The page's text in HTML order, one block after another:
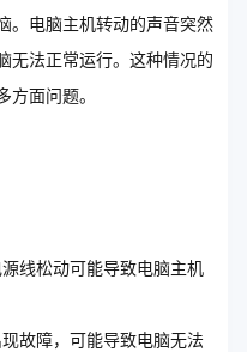
。电脑主机转动的声音突然
无法正常运行。这种情况的
面问题。
线松动可能导致电脑主机
故障，可能导致电脑无法